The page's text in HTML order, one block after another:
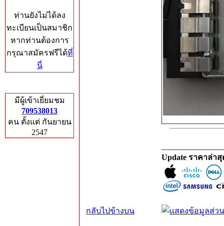
ท่านยังไม่ได้ลง
ทะเบียนเป็นสมาชิก
หากท่านต้องการ
กรุณาสมัครฟรีได้ที่
นี่
มีผู้เข้าเยี่ยมชม
709538013
คน ตั้งแต่ กันยายน
2547
Update ราคาล่า
กลับไปข้างบน